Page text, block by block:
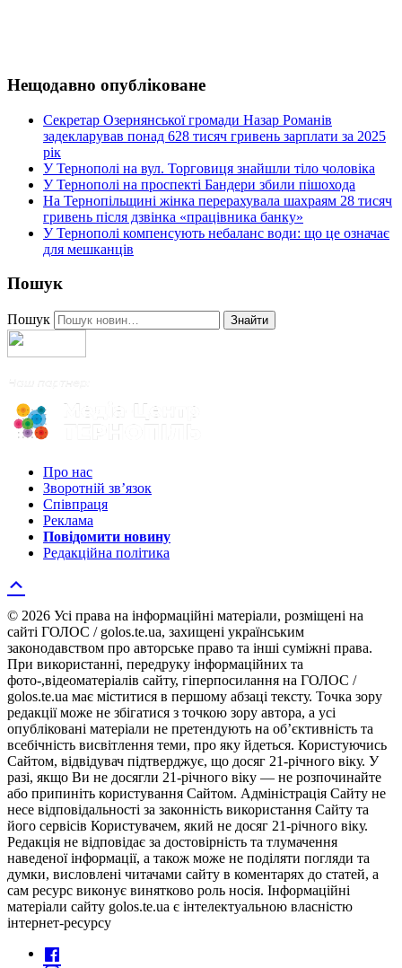
Нещодавно опубліковане
Секретар Озернянської громади Назар Романів
задекларував понад 628 тисяч гривень зарплати за 2025
рік
У Тернополі на вул. Торговиця знайшли тіло чоловіка
У Тернополі на проспекті Бандери збили пішохода
На Тернопільщині жінка перерахувала шахраям 28 тисяч
гривень після дзвінка «працівника банку»
У Тернополі компенсують небаланс води: що це означає
для мешканців
Пошук
Пошук Знайти
Про нас
Зворотній зв’язок
Співпраця
Реклама
Повідомити новину
Редакційна політика
© 2026 Усі права на інформаційні матеріали, розміщені на
сайті ГОЛОС / golos.te.ua, захищені українським
законодавством про авторське право та інші суміжні права.
При використанні, передруку інформаційних та
фото-,відеоматеріалів сайту, гіперпосилання на ГОЛОС /
golos.te.ua має міститися в першому абзаці тексту. Точка зору
редакції може не збігатися з точкою зору автора, а усі
опубліковані матеріали не претендують на об’єктивність та
всебічність висвітлення теми, про яку йдеться. Користуючись
Сайтом, відвідувач підтверджує, що досяг 21-річного віку. У
разі, якщо Ви не досягли 21-річного віку — не розпочинайте
або припиніть користування Сайтом. Адміністрація Сайту не
несе відповідальності за законність використання Сайту та
його сервісів Користувачем, який не досяг 21-річного віку.
Редакція не відповідає за достовірність та тлумачення
наведеної інформації, а також може не поділяти погляди та
думки, висловлені читачами сайту в коментарях до статей, а
сам ресурс виконує винятково роль носія. Інформаційні
матеріали сайту golos.te.ua є інтелектуальною власністю
інтернет-ресурсу